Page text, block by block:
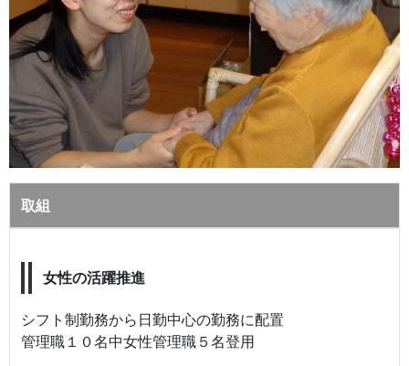
取組
女性の活躍推進
シフト制勤務から日勤中心の勤務に配置
管理職１０名中女性管理職５名登用